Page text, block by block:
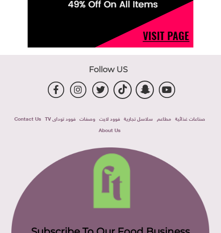
Follow US
صناعات غذائية مطاعم سلاسل تجارية فوود لايت وصفات فوود توداى TV
Contact Us
About Us